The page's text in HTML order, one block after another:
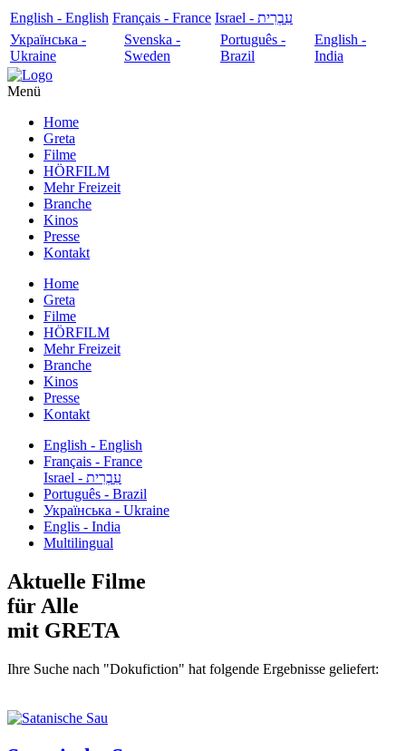
English - English Français - France
עִבְרִית - Israel
Українська -
Ukraine
Svenska -
Sweden
Português -
Brazil
English -
India
Menü
Home
Greta
Filme
HÖRFILM
Mehr Freizeit
Branche
Kinos
Presse
Kontakt
Home
Greta
Filme
HÖRFILM
Mehr Freizeit
Branche
Kinos
Presse
Kontakt
English - English
Français - France
עִבְרִית - Israel
Português - Brazil
Українська - Ukraine
Englis - India
Multilingual
Aktuelle Filme
für Alle
mit GRETA
Ihre Suche nach "Dokufiction" hat folgende Ergebnisse geliefert: